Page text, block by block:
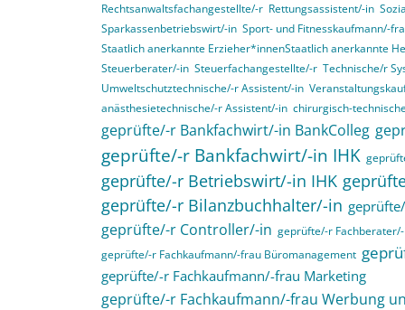
Rechtsanwaltsfachangestellte/-r Rettungsassistent/-in
Sparkassenbetriebswirt/-in Sport- und Fitnesskaufmann/-
Staatlich anerkannte Erzieher*innenStaatlich anerkannte
Steuerberater/-in Steuerfachangestellte/-r Technische/r
Umweltschutztechnische/-r Assistent/-in
anästhesietechnische/-r Assistent/-in chirurgisch-
geprüfte/-r Bankfachwirt/-in BankColleg
geprüfte/-r Bankfachwirt/-in IHK
geprüfte/-r Betriebswirt/-in IHK
geprüfte/-r Bilanzbuchhalter/-in
geprüfte/-r Controller/-in geprüfte/-r
geprüfte/-r Fachkaufmann/-frau Büromanagement
geprüfte/-r Fachkaufmann/-frau Marketing
geprüfte/-r Fachkaufmann/-frau Werbung